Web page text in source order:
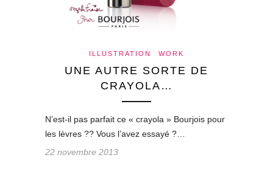
ILLUSTRATION WORK
UNE AUTRE SORTE DE
CRAYOLA…
N’est-il pas parfait ce « crayola » Bourjois pour
les lèvres ?? Vous l’avez essayé ?…
22 novembre 2013